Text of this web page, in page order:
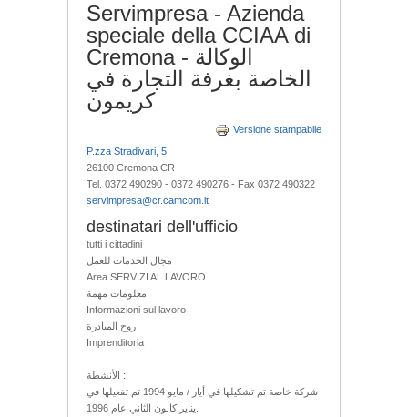
Servimpresa - Azienda
speciale della CCIAA di
Cremona - الوكالة
الخاصة بغرفة التجارة في
كريمون
Versione stampabile
P.zza Stradivari, 5
26100 Cremona CR
Tel. 0372 490290 - 0372 490276 - Fax 0372 490322
servimpresa@cr.camcom.it
destinatari dell'ufficio
tutti i cittadini
مجال الخدمات للعمل
Area SERVIZI AL LAVORO
معلومات مهمة
Informazioni sul lavoro
روح المبادرة
Imprenditoria
الأنشطة :
شركة خاصة تم تشكيلها في أيار / مايو 1994 تم تفعيلها في